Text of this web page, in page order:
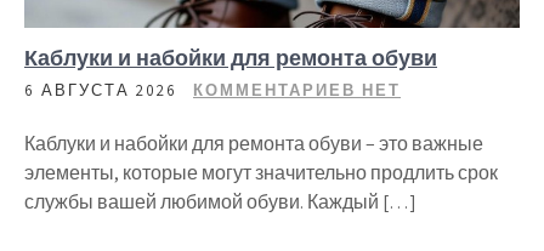
Каблуки и набойки для ремонта обуви
6 АВГУСТА 2026 КОММЕНТАРИЕВ НЕТ
Каблуки и набойки для ремонта обуви – это важные
элементы, которые могут значительно продлить срок
службы вашей любимой обуви. Каждый […]